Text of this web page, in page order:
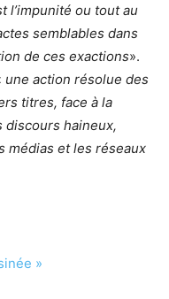
l’impunité ou tout au
semblables dans
de ces exactions».
une action résolue des
titres, face à la
discours haineux,
médias et les réseaux
»